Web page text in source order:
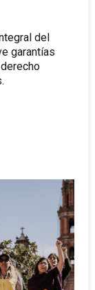
del
garantías